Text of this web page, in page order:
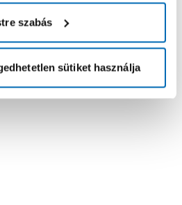
szabás
sütiket használja